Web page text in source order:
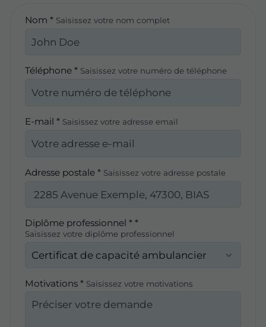
Nom * Saisissez votre nom complet
Téléphone * Saisissez votre numéro de téléphone
E-mail * Saisissez votre adresse email
Adresse postale * Saisissez votre adresse postale
Diplôme professionnel * *
Saisissez votre diplôme professionnel
Motivations * Saisissez votre motivations